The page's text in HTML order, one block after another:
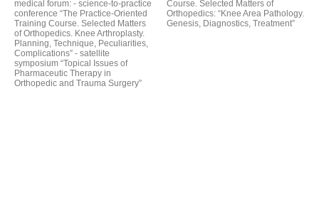
medical forum: - science-to-practice
conference “The Practice-Oriented
Training Course. Selected Matters
of Orthopedics. Knee Arthroplasty.
Planning, Technique, Peculiarities,
Complications” - satellite
symposium “Topical Issues of
Pharmaceutic Therapy in
Orthopedic and Trauma Surgery”
Course. Selected Matters of
Orthopedics: “Knee Area Pathology.
Genesis, Diagnostics, Treatment”